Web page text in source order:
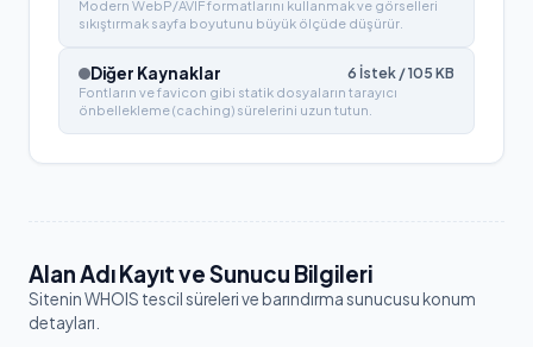
Modern WebP/AVIF formatlarını kullanmak ve görselleri
sıkıştırmak sayfa boyutunu büyük ölçüde düşürür.
Diğer Kaynaklar 6 İstek /105 KB
Fontların ve favicon gibi statik dosyaların tarayıcı
önbellekleme (caching) sürelerini uzun tutun.
Alan Adı Kayıt ve Sunucu Bilgileri
Sitenin WHOIS tescil süreleri ve barındırma sunucusu konum
detayları.